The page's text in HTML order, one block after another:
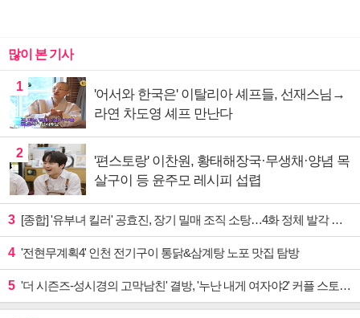
많이 본 기사
1
'어서와 한국은' 이탈리아 셰프들, 선재스님→
라연 차도영 셰프 만난다
2
'편스토랑' 이찬원, 황태해장국·무생채·양념 목
살구이 등 윤주모 레시피 섭렵
3 [종합] '유부녀 킬러' 공효진, 장기 밀매 조직 소탕…4화 정체 발각 위기 예고
4 '전현무계획4' 인천 전기구이 통닭&삼계탕 노포 맛집 탐방
5 '더 시즌즈-성시경의 고막남친' 결방, '누난 내게 여자야2' 커플 스토리 편성